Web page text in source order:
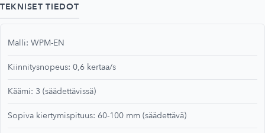
TEKNISET TIEDOT
Malli: WPM-EN
Kiinnitysnopeus: 0,6 kertaa/s
Käämi: 3 (säädettävissä)
Sopiva kiertymispituus: 60-100 mm (säädettävä)